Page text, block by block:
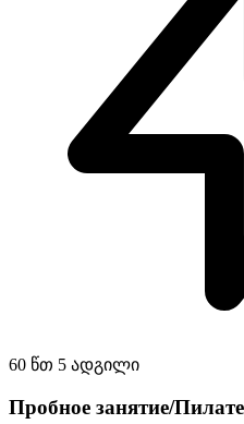
60 წთ 5 ადგილი
Пробное занятие/